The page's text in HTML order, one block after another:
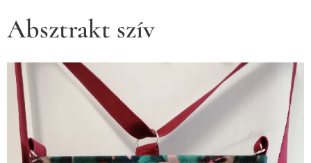
Absztrakt szív